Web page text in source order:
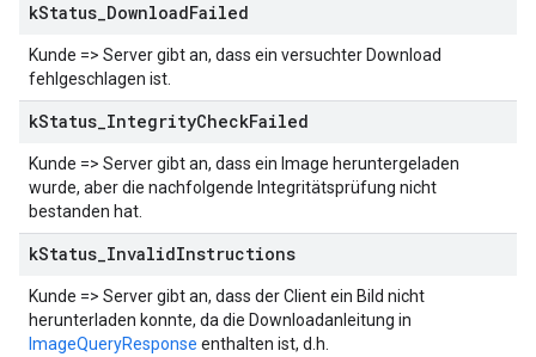
kStatus DownloadFailed
Kunde => Server gibt an, dass ein versuchter Download
fehlgeschlagen ist.
kStatus IntegrityCheckFailed
Kunde => Server gibt an, dass ein Image heruntergeladen
wurde, aber die nachfolgende Integritätsprüfung nicht
bestanden hat.
kStatus InvalidInstructions
Kunde => Server gibt an, dass der Client ein Bild nicht
herunterladen konnte, da die Downloadanleitung in
ImageQueryResponse enthalten ist, d.h.